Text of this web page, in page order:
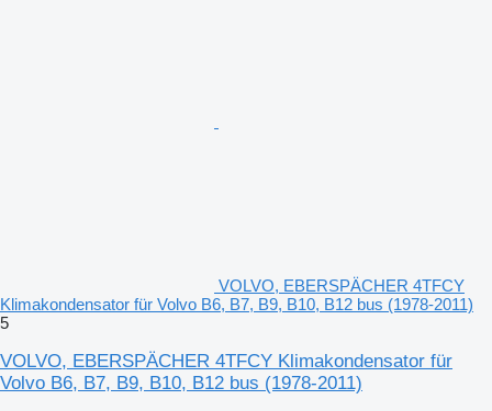
VOLVO, EBERSPÄCHER 4TFCY
Klimakondensator für Volvo B6, B7, B9, B10, B12 bus (1978-2011)
5
VOLVO, EBERSPÄCHER 4TFCY Klimakondensator für
Volvo B6, B7, B9, B10, B12 bus (1978-2011)